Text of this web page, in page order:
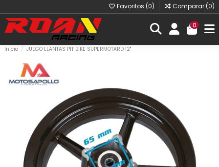
Favoritos (0) Comparar (0)
0
Inicio JUEGO LLANTAS PIT BIKE SUPERMOTARD 12"